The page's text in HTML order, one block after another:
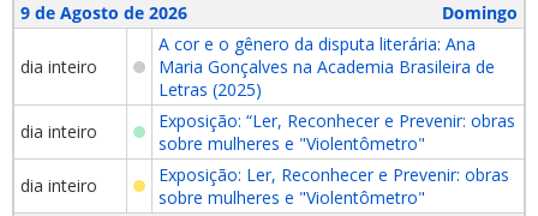
9 de Agosto de 2026
Domingo
dia inteiro
A cor e o gênero da disputa literária: Ana
Maria Gonçalves na Academia Brasileira de
Letras (2025)
dia inteiro
Exposição: “Ler, Reconhecer e Prevenir: obras
sobre mulheres e "Violentômetro"
dia inteiro
Exposição: Ler, Reconhecer e Prevenir: obras
sobre mulheres e "Violentômetro"